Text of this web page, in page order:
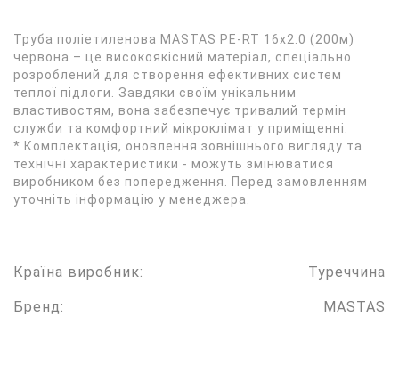
Труба поліетиленова MASTAS PE-RT 16x2.0 (200м)
червона – це високоякісний матеріал, спеціально
розроблений для створення ефективних систем
теплої підлоги. Завдяки своїм унікальним
властивостям, вона забезпечує тривалий термін
служби та комфортний мікроклімат у приміщенні.
* Комплектація, оновлення зовнішнього вигляду та
технічні характеристики - можуть змінюватися
виробником без попередження. Перед замовленням
уточніть інформацію у менеджера.
Країна виробник: Туреччина
Бренд: MASTAS